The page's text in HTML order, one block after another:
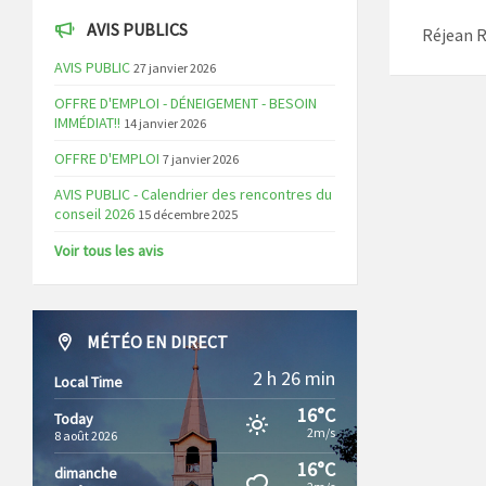
Réjean
AVIS PUBLICS
AVIS PUBLIC 27 janvier 2026
OFFRE D'EMPLOI - DÉNEIGEMENT - BESOIN
IMMÉDIAT!! 14 janvier 2026
OFFRE D'EMPLOI 7 janvier 2026
AVIS PUBLIC - Calendrier des rencontres du
conseil 2026 15 décembre 2025
Voir tous les avis
MÉTÉO EN DIRECT
Local Time 2 h 26 min
Today
8 août 2026
16°C
2m/s
dimanche 16°C